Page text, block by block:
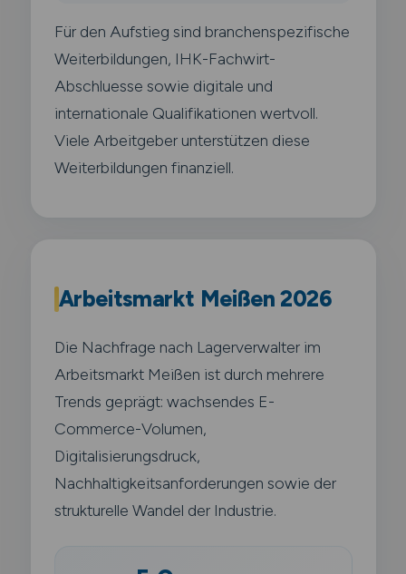
Für den Aufstieg sind branchenspezifische
Weiterbildungen, IHK-Fachwirt-
Abschluesse sowie digitale und
internationale Qualifikationen wertvoll.
Viele Arbeitgeber unterstützen diese
Weiterbildungen finanziell.
Arbeitsmarkt Meißen 2026
Die Nachfrage nach Lagerverwalter im
Arbeitsmarkt Meißen ist durch mehrere
Trends geprägt: wachsendes E-
Commerce-Volumen,
Digitalisierungsdruck,
Nachhaltigkeitsanforderungen sowie der
strukturelle Wandel der Industrie.